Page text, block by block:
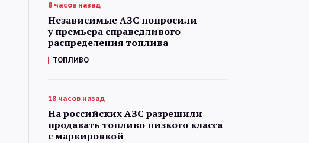
8 часов назад
Независимые АЗС попросили
у премьера справедливого
распределения топлива
ТОПЛИВО
18 часов назад
На российских АЗС разрешили
продавать топливо низкого класса
с маркировкой